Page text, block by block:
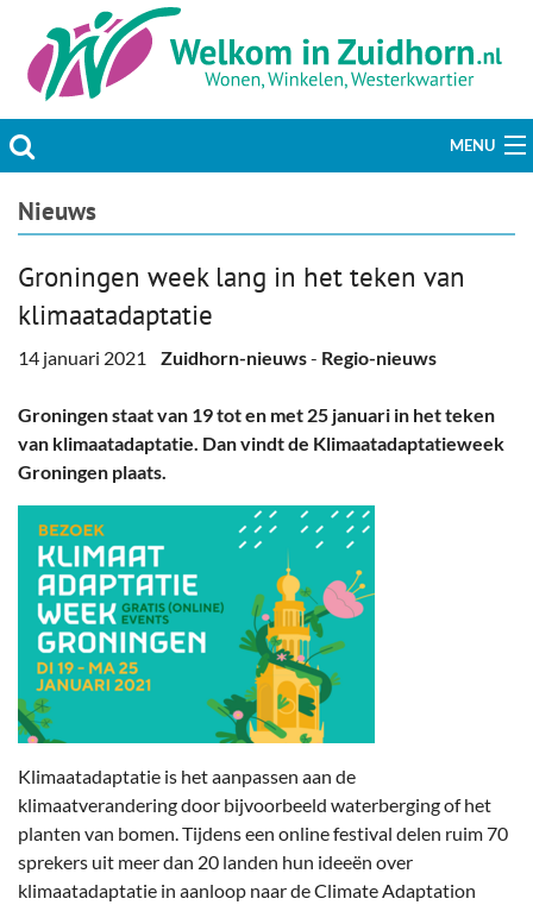
MENU
Actueel
Welzijn & Maatschappij
Bedrijven
Prikbord & Aanbiedingen
Plaats bericht
Nieuws
Groningen week lang in het teken van
klimaatadaptatie
14 januari 2021 Zuidhorn-nieuws- Regio-nieuws
Groningen staat van 19 tot en met 25 januari in het teken
van klimaatadaptatie. Dan vindt de Klimaatadaptatieweek
Groningen plaats.
Klimaatadaptatie is het aanpassen aan de
klimaatverandering door bijvoorbeeld waterberging of het
planten van bomen. Tijdens een online festival delen ruim 70
sprekers uit meer dan 20 landen hun ideeën over
klimaatadaptatie in aanloop naar de Climate Adaptation